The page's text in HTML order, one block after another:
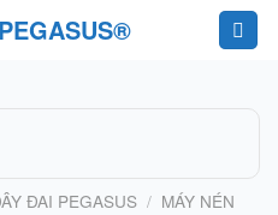
ĐAI PEGASUS / MÁY NÉN